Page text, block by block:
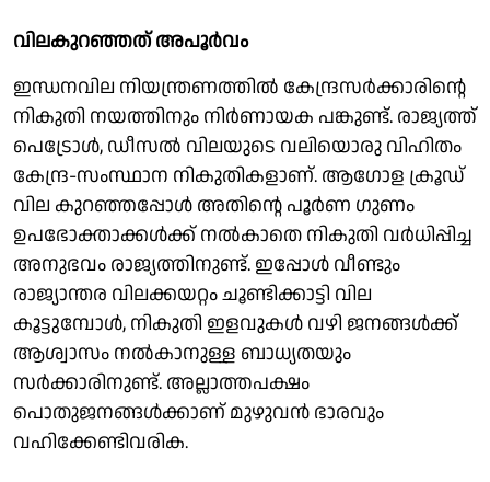
വിലകുറഞ്ഞത് അപൂര്‍വം
ഇന്ധനവില നിയന്ത്രണത്തില്‍ കേന്ദ്രസര്‍ക്കാരിന്റെ
നികുതി നയത്തിനും നിര്‍ണായക പങ്കുണ്ട്. രാജ്യത്ത്
പെട്രോള്‍, ഡീസല്‍ വിലയുടെ വലിയൊരു വിഹിതം
കേന്ദ്ര-സംസ്ഥാന നികുതികളാണ്. ആഗോള ക്രൂഡ്
വില കുറഞ്ഞപ്പോള്‍ അതിന്റെ പൂര്‍ണ ഗുണം
ഉപഭോക്താക്കള്‍ക്ക് നല്‍കാതെ നികുതി വര്‍ധിപ്പിച്ച
അനുഭവം രാജ്യത്തിനുണ്ട്. ഇപ്പോള്‍ വീണ്ടും
രാജ്യാന്തര വിലക്കയറ്റം ചൂണ്ടിക്കാട്ടി വില
കൂട്ടുമ്പോള്‍, നികുതി ഇളവുകള്‍ വഴി ജനങ്ങള്‍ക്ക്
ആശ്വാസം നല്‍കാനുള്ള ബാധ്യതയും
സര്‍ക്കാരിനുണ്ട്. അല്ലാത്തപക്ഷം
പൊതുജനങ്ങള്‍ക്കാണ് മുഴുവന്‍ ഭാരവും
വഹിക്കേണ്ടിവരിക.